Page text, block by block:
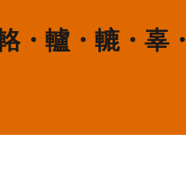
・轤・轆・辜